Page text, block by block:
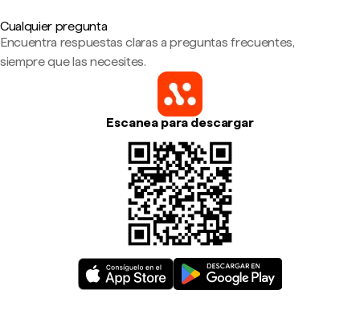
Cualquier pregunta
Encuentra respuestas claras a preguntas frecuentes,
siempre que las necesites.
Escanea para descargar